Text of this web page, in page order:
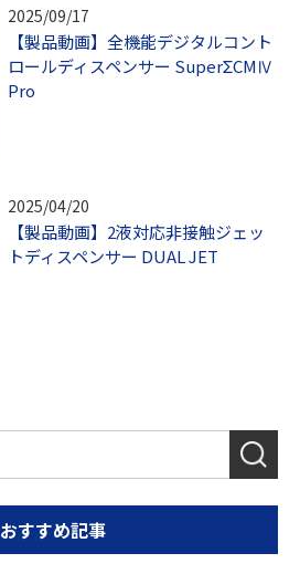
2025/09/17
【製品動画】全機能デジタルコント
ロールディスペンサー SuperΣCMⅣ
Pro
2025/04/20
【製品動画】2液対応非接触ジェッ
トディスペンサー DUAL JET
おすすめ記事